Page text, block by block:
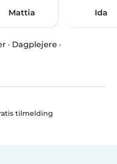
Mattia Ida
· Dagplejere ·
tilmelding